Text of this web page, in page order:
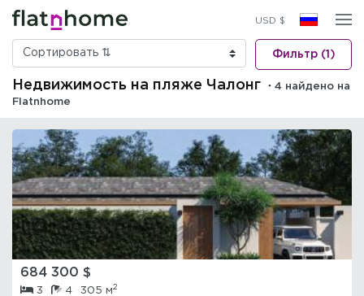
USD $
Фильтр (1)
Недвижимость на пляже Чалонг
・4 найдено на
Flatnhome
684 300 $
3 4 305 м2